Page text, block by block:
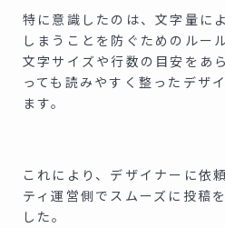
特に意識したのは、文字量に
しまうことを防ぐためのルー
文字サイズや行数の目安をあ
っても読みやすく整ったデザ
ます。
これにより、デザイナーに依
ティ運営側でスムーズに投稿
した。